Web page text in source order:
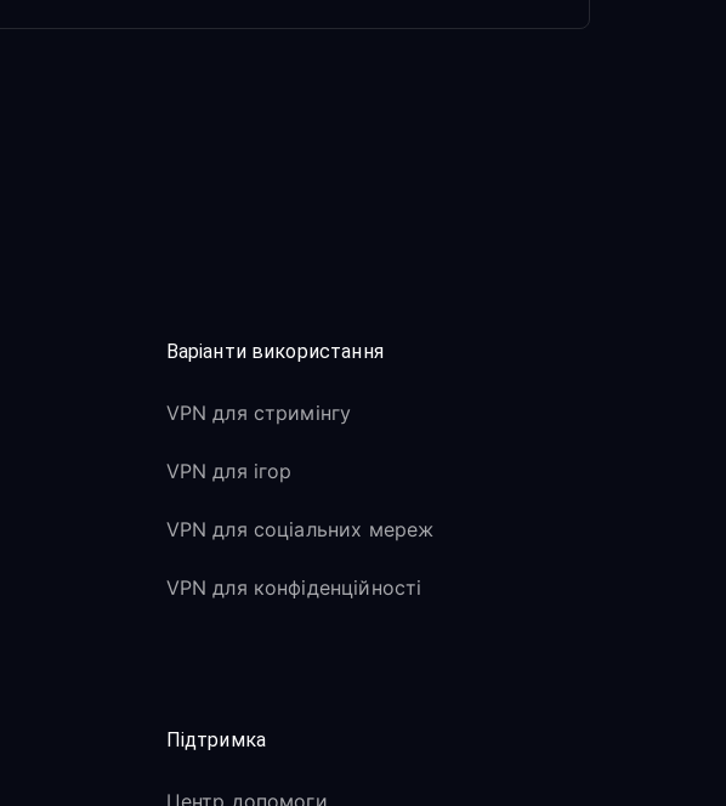
Варіанти використання
VPN для стримінгу
VPN для ігор
VPN для соціальних мереж
VPN для конфіденційності
Підтримка
Центр допомоги